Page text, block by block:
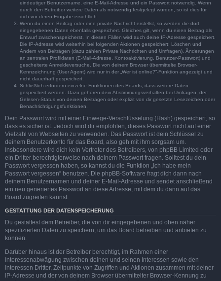
eindeutiger Benutzername, eine E-Mail-Adresse und ein Passwort notwendig. Wenn
durch den Betreiber weitere Daten als notwendig festgelegt wurden, so ist dies für
dich vor deren Eingabe ersichtlich.
Wenn du einen Beitrag oder eine private Nachricht erstellst, so werden die dort
eingegebenen Daten ebenfalls gespeichert. Gleiches gilt, wenn du einen Beitrag als
Entwurf zwischenspeicherst. In diesen Fällen wird auch deine IP-Adresse gespeichert.
Die IP-Adresse wird weiterhin bei folgenden Aktionen gespeichert: Löschen und
Ändern von Beiträgen (dazu zählen Private Nachrichten und Umfragen), Änderungen
an zentralen Profildaten (E-Mail-Adresse, Kontoaktivierung, Benutzer-Passwort) und
gescheiterte Anmeldeversuche. Die von deinem Browser übermittelte Browser-
Kennzeichnung (User Agent) wird nur in der „Wer ist online?“-Funktion angezeigt und
nicht dauerhaft gespeichert.
Schließlich erfordern einzelne Funktionen des Boards, dass weitere Daten
gespeichert werden. Dazu gehören dein Abstimmungsverhalten bei Umfragen, der
Gelesen-Status von deinen Beiträgen oder explizit von dir gesetzte Lesezeichen oder
Benachrichtigungsfunktionen.
Dein Passwort wird mit einer Einwege-Verschlüsselung (Hash) gespeichert, so
dass es sicher ist. Jedoch wird dir empfohlen, dieses Passwort nicht auf einer
Vielzahl von Webseiten zu verwenden. Das Passwort ist dein Schlüssel zu
deinem Benutzerkonto für das Board, also geh mit ihm sorgsam um.
Insbesondere wird dich kein Vertreter des Betreibers, von phpBB Limited oder
ein Dritter berechtigterweise nach deinem Passwort fragen. Solltest du dein
Passwort vergessen haben, so kannst du die Funktion „Ich habe mein
Passwort vergessen“ benutzen. Die phpBB-Software fragt dich dann nach
deinem Benutzernamen und deiner E-Mail-Adresse und sendet anschließend
ein neu generiertes Passwort an diese Adresse, mit dem du dann auf das
Board zugreifen kannst.
GESTATTUNG DER DATENSPEICHERUNG
Du gestattest dem Betreiber, die von dir eingegebenen und oben näher
spezifizierten Daten zu speichern, um das Board betreiben und anbieten zu
können.
Darüber hinaus ist der Betreiber berechtigt, im Rahmen einer
Interessenabwägung zwischen deinen und seinen Interessen sowie den
Interessen Dritter, Zeitpunkte von Zugriffen und Aktionen zusammen mit deiner
IP-Adresse und der von deinem Browser übermittelter Browser-Kennung zu